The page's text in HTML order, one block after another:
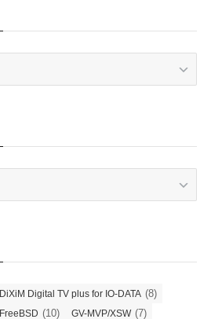
DiXiM Digital TV plus for IO-DATA (8)
FreeBSD (10) GV-MVP/XSW(7)